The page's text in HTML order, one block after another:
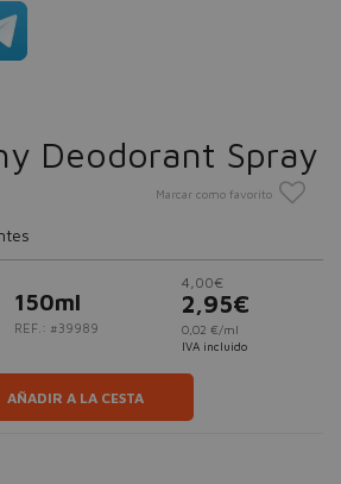
Deodorant Spray
Marcar como favorito
150ml
REF.: #39989
4,00€
2,95€
0,02 €/ml
IVA incluido
AÑADIR A LA CESTA